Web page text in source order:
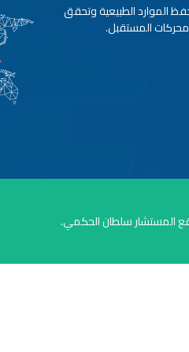
الموارد الطبيعية وتحقق
محركات المستقبل.
المستشار سلطان الحكمي.